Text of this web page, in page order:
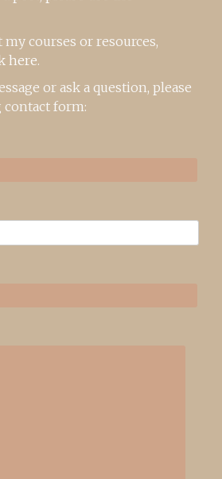
courses or resources,
here.
or ask a question, please
form: